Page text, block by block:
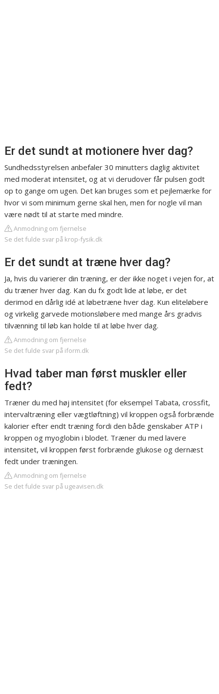
Er det sundt at motionere hver dag?
Sundhedsstyrelsen anbefaler 30 minutters daglig aktivitet
med moderat intensitet, og at vi derudover får pulsen godt
op to gange om ugen. Det kan bruges som et pejlemærke for
hvor vi som minimum gerne skal hen, men for nogle vil man
være nødt til at starte med mindre.
Anmodning om fjernelse
Se det fulde svar på krop-fysik.dk
Er det sundt at træne hver dag?
Ja, hvis du varierer din træning, er der ikke noget i vejen for, at
du træner hver dag. Kan du fx godt lide at løbe, er det
derimod en dårlig idé at løbetræne hver dag. Kun eliteløbere
og virkelig garvede motionsløbere med mange års gradvis
tilvænning til løb kan holde til at løbe hver dag.
Anmodning om fjernelse
Se det fulde svar på iform.dk
Hvad taber man først muskler eller
fedt?
Træner du med høj intensitet (for eksempel Tabata, crossfit,
intervaltræning eller vægtløftning) vil kroppen også forbrænde
kalorier efter endt træning fordi den både genskaber ATP i
kroppen og myoglobin i blodet. Træner du med lavere
intensitet, vil kroppen først forbrænde glukose og dernæst
fedt under træningen.
Anmodning om fjernelse
Se det fulde svar på ugeavisen.dk